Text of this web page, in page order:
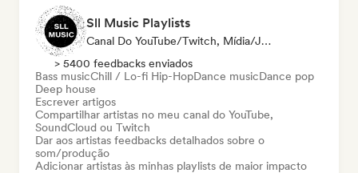
Sll Music Playlists
Canal Do YouTube/Twitch, Mídia/Jornalista, Playlist, Especialista Em Som
> 5400 feedbacks enviados
Bass musicChill / Lo-fi Hip-HopDance musicDance pop
Deep house
Escrever artigos
Compartilhar artistas no meu canal do YouTube,
SoundCloud ou Twitch
Dar aos artistas feedbacks detalhados sobre o
som/produção
Adicionar artistas às minhas playlists de maior impacto